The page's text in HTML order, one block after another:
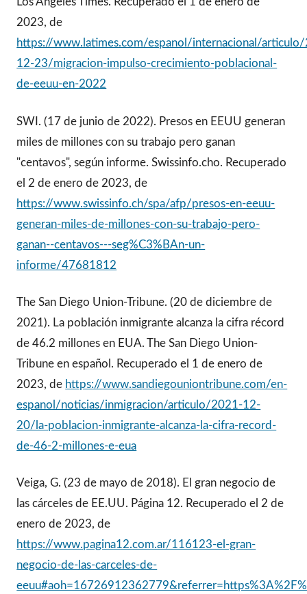
2023, de
https://www.latimes.com/espanol/internacional/
12-23/migracion-impulso-crecimiento-poblacional-
de-eeuu-en-2022
SWI. (17 de junio de 2022). Presos en EEUU generan
miles de millones con su trabajo pero ganan
"centavos", según informe. Swissinfo.cho. Recuperado
el 2 de enero de 2023, de
https://www.swissinfo.ch/spa/afp/presos-en-eeuu-
generan-miles-de-millones-con-su-trabajo-pero-
ganan--centavos---seg%C3%BAn-un-
informe/47681812
The San Diego Union-Tribune. (20 de diciembre de
2021). La población inmigrante alcanza la cifra récord
de 46.2 millones en EUA. The San Diego Union-
Tribune en español. Recuperado el 1 de enero de
2023, de https://www.sandiegouniontribune.com/en-
espanol/noticias/inmigracion/articulo/2021-12-
20/la-poblacion-inmigrante-alcanza-la-cifra-record-
de-46-2-millones-e-eua
Veiga, G. (23 de mayo de 2018). El gran negocio de
las cárceles de EE.UU. Página 12. Recuperado el 2 de
enero de 2023, de
https://www.pagina12.com.ar/116123-el-gran-
negocio-de-las-carceles-de-